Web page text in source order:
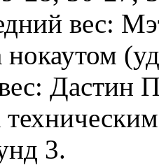
вес:
нокаутом
Дастин
3.